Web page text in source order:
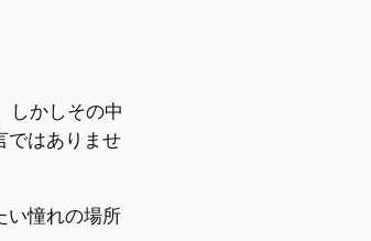
しかしその中
ではありませ
い憧れの場所